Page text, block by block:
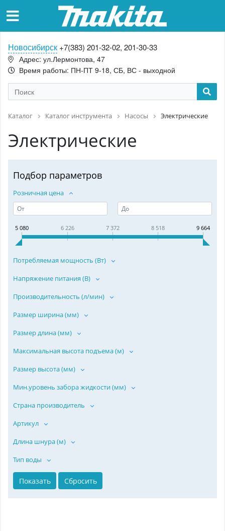
Новосибирск +7(383) 201-32-02, 201-30-33
Адрес: ул.Лермонтова, 47
Время работы: ПН-ПТ 9-18, СБ, ВС - выходной
Каталог Каталог инструмента Насосы Электрические
Электрические
Подбор параметров
Розничная цена
5 080 6 226 7 372 8 518 9 664
Потребляемая мощность (Вт)
Напряжение питания (В)
Производительность (л/мин)
Размер ширина (мм)
Размер длина (мм)
Максимальная высота подъема (м)
Размер высота (мм)
Мин.уровень забора жидкости (мм)
Страна производитель
Артикул
Длина шнура (м)
Тип воды